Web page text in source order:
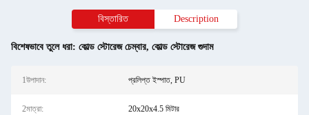
বিস্তারিত Description
বিশেষভাবে তুলে ধরা: কোল্ড স্টোরেজ চেম্বার, কোল্ড স্টোরেজ গুদাম
1উপাদান: প্রলিপ্ত ইস্পাত, PU
2মাত্রা: 20x20x4.5 মিটার